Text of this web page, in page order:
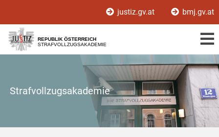
[1]
[2]
[3]
justiz.gv.at bmj.gv.at
REPUBLIK ÖSTERREICH
STRAFVOLLZUGSAKADEMIE
Strafvollzugsakademie